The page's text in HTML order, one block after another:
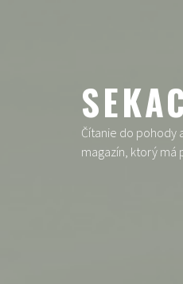
Čítanie do pohody
magazín, ktorý má